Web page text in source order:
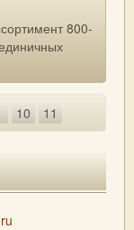
800-
10 11